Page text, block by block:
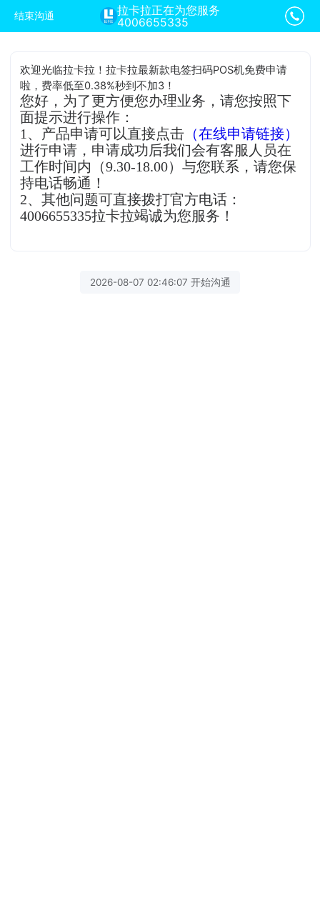
结束沟通
拉卡拉正在为您服务
4006655335
欢迎光临拉卡拉！拉卡拉最新款电签扫码POS机免费申请
啦，费率低至0.38%秒到不加3！
您好，为了更方便您办理业务，请您按照下
面提示进行操作：
1、产品申请可以直接点击 （在线申请链接）
进行申请，申请成功后我们会有客服人员在
工作时间内（9.30-18.00）与您联系，请您保
持电话畅通！
2、其他问题可直接拨打官方电话：
4006655335拉卡拉竭诚为您服务！
2026-08-07 02:46:07 开始沟通